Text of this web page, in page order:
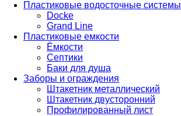
Пластиковые водосточные системы
Docke
Grand Line
Пластиковые емкости
Ёмкости
Септики
Баки для душа
Заборы и ограждения
Штакетник металлический
Штакетник двусторонний
Профилированный лист